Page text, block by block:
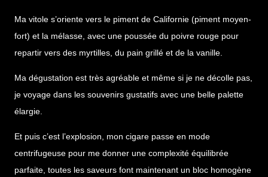
Ma vitole s’oriente vers le piment de Californie (piment moyen-
fort) et la mélasse, avec une poussée du poivre rouge pour
repartir vers des myrtilles, du pain grillé et de la vanille.
Ma dégustation est très agréable et même si je ne décolle pas,
je voyage dans les souvenirs gustatifs avec une belle palette
élargie.
Et puis c’est l’explosion, mon cigare passe en mode
centrifugeuse pour me donner une complexité équilibrée
parfaite, toutes les saveurs font maintenant un bloc homogène